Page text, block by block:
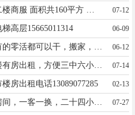
07-12
高层15665011314 06-09
06-12
益民小区五号楼四单元五楼有房出租，方便三中六小陪读☎️13314550968 07-14
房出租电话13089077285 02-13
望奎家庭式日租房，超大房间，一客一换，二十四小时热水，冰箱，电视，洗衣机，空调，wifi，洗漱用品齐全，优雅的环境，家的感觉！微信电话同步:13384553230 07-27